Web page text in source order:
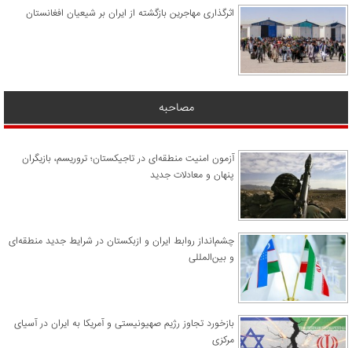
اثرگذاری مهاجرین بازگشته از ایران بر شیعیان افغانستان
مصاحبه
آزمون امنیت منطقه‌ای در تاجیکستان؛ تروریسم، بازیگران
پنهان و معادلات جدید
چشم‌انداز روابط ایران و ازبکستان در شرایط جدید منطقه‌ای
و بین‌المللی
​بازخورد تجاوز رژیم صهیونیستی و آمریکا به ایران در آسیای
مرکزی